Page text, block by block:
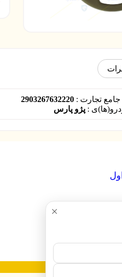
×
تجارت : 2903267632220
: پژو پارس